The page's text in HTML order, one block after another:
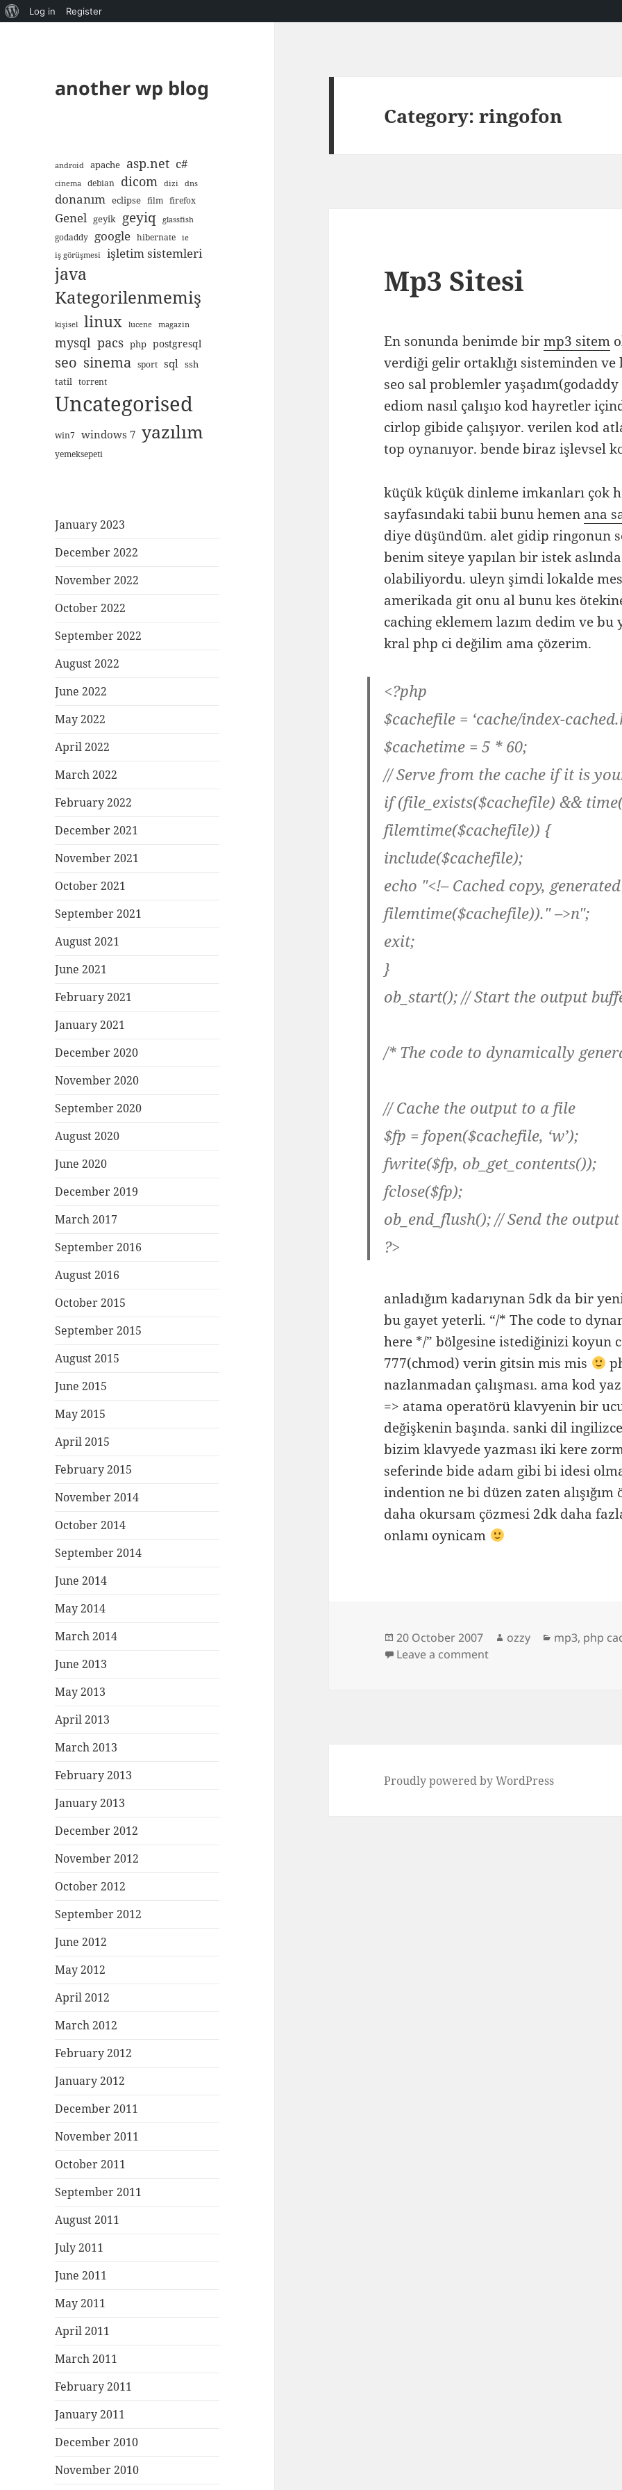
About
Log in Register
another wp blog
android apache asp.net c#
cinema debian dicom dizi dns
donanım eclipse film firefox
Genel geyik geyiq glassfish
godaddy google hibernate
ie
iş görüşmesi
işletim sistemleri
java
Kategorilenmemiş
kişisel linux lucene magazin
mysql pacs php postgresql
seo sinema sport sql ssh
tatil torrent
Uncategorised
win7 windows 7 yazılım
yemeksepeti
January 2023
December 2022
November 2022
October 2022
September 2022
August 2022
June 2022
May 2022
April 2022
March 2022
February 2022
December 2021
November 2021
October 2021
September 2021
August 2021
June 2021
February 2021
January 2021
December 2020
November 2020
September 2020
August 2020
June 2020
December 2019
March 2017
September 2016
August 2016
October 2015
September 2015
August 2015
June 2015
May 2015
April 2015
February 2015
November 2014
October 2014
September 2014
June 2014
May 2014
March 2014
June 2013
May 2013
April 2013
March 2013
February 2013
January 2013
December 2012
November 2012
October 2012
September 2012
June 2012
May 2012
April 2012
March 2012
February 2012
January 2012
December 2011
November 2011
October 2011
September 2011
August 2011
July 2011
June 2011
May 2011
April 2011
March 2011
February 2011
January 2011
December 2010
November 2010
Category:ringofon
Mp3 Sitesi
En sonunda benimde birmp3 sitem
verdiği gelir ortaklığı sisteminden
seo sal problemler
ediom nasıl çalışıo kod hayretler
cirlop gibide çalışıyor. verilen kod
top oynanıyor. bende biraz işlevsel
küçük küçük dinleme imkanları çok
sayfasındaki tabii bunu hemen ana
diye düşündüm. alet gidip ringonun
benim siteye yapılan bir istek
olabiliyordu. uleyn şimdi lokalde
amerikada git onu al bunu kes
caching eklemem lazım dedim ve bu
kral php ci değilim ama çözerim.
<?php
$cachefile = ‘cache/index-
$cachetime = 5 * 60;
// Serve from the cache if it is
if (file_exists($cachefile) &&
filemtime($cachefile)) {
include($cachefile);
echo "<!– Cached copy,
filemtime($cachefile))." –>n";
exit;
}
ob_start(); // Start the output
/* The code to dynamically
// Cache the output to a file
$fp = fopen($cachefile, ‘w’);
fwrite($fp, ob_get_contents());
fclose($fp);
ob_end_flush(); // Send the
?>
anladığım kadarıynan 5dk da bir
bu gayet yeterli. “/* The code to
here */” bölgesine istediğinizi koyun
777(chmod) verin gitsin mis mis
nazlanmadan çalışması. ama kod
=> atama operatörü klavyenin bir
değişkenin başında. sanki dil
bizim klavyede yazması iki kere
seferinde bide adam gibi bi idesi
indention ne bi düzen zaten alışığım
daha okursam çözmesi 2dk daha
onlamı oynicam
Posted
on
20 October 2007 Author
ozzy Categories
mp3, php
Leave a commenton Mp3 Sitesi
Proudly powered by WordPress